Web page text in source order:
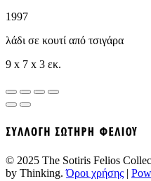
1997
λάδι σε κουτί από τσιγάρα
9 x 7 x 3 εκ.
© 2025 The Sotiris Felios
by Thinking.Όροι χρήσης |